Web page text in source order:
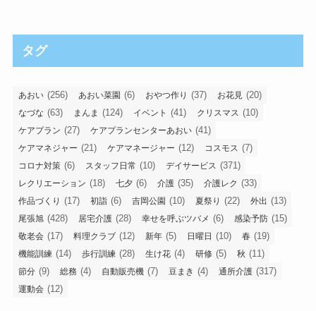
タグ
あおい (256) あおい菜園 (6) おやつ作り (37) お花見 (20)
なづな (63) まんま (124) イベント (41) クリスマス (10)
ケアプラン (27) ケアプランセンターあおい (41)
ケアマネジャー (21) ケアマネージャー (12) コスモス (7)
コロナ対策 (6) スタッフ日常 (10) デイサービス (371)
レクリエーション (18) 七夕 (6) 介護 (35) 介護レク (33)
作品づくり (17) 初詣 (6) 吉岡公園 (10) 夏祭り (22) 外出 (13)
尾張旭 (428) 居宅介護 (28) 幸せを呼ぶツバメ (6) 感染予防 (15)
敬老会 (17) 料理クラブ (12) 新年 (5) 日曜日 (10) 春 (19)
機能訓練 (14) 歩行訓練 (28) 生け花 (4) 研修 (5) 秋 (11)
節分 (9) 総務 (4) 自動販売機 (7) 豆まき (4) 通所介護 (317)
運動会 (12)